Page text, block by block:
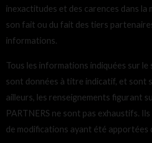
inexactitudes et des carences dans la
son fait ou du fait des tiers
informations.
Tous les informations indiquées sur le
sont données à titre indicatif, et sont
ailleurs, les renseignements figurant
PARTNERS ne sont pas exhaustifs.
de modifications ayant été apportées